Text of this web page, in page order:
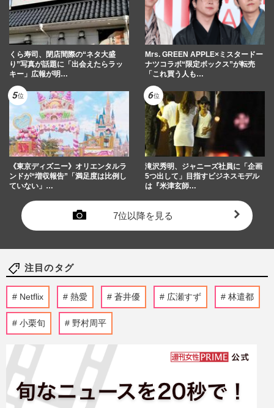
くら寿司、閉店間際の“ネタ大盛
り”写真が話題に「出会えたらラッ
キー」広報が明…
Mrs. GREEN APPLE×ミスタードー
ナツコラボ“限定ボックス”が転売
「これ買う人も…
《東京ディズニー》オリエンタルラ
ンドが“増収報告”「満足度は比例し
ていない」…
滝沢秀明、ジャニーズ社員に「企画
5つ出して」目指すビジネスモデル
は『米津玄師…
7位以降を見る
注目のタグ
Netflix 熱愛 蒼井優 広瀬すず 林遣都
小栗旬 野村周平